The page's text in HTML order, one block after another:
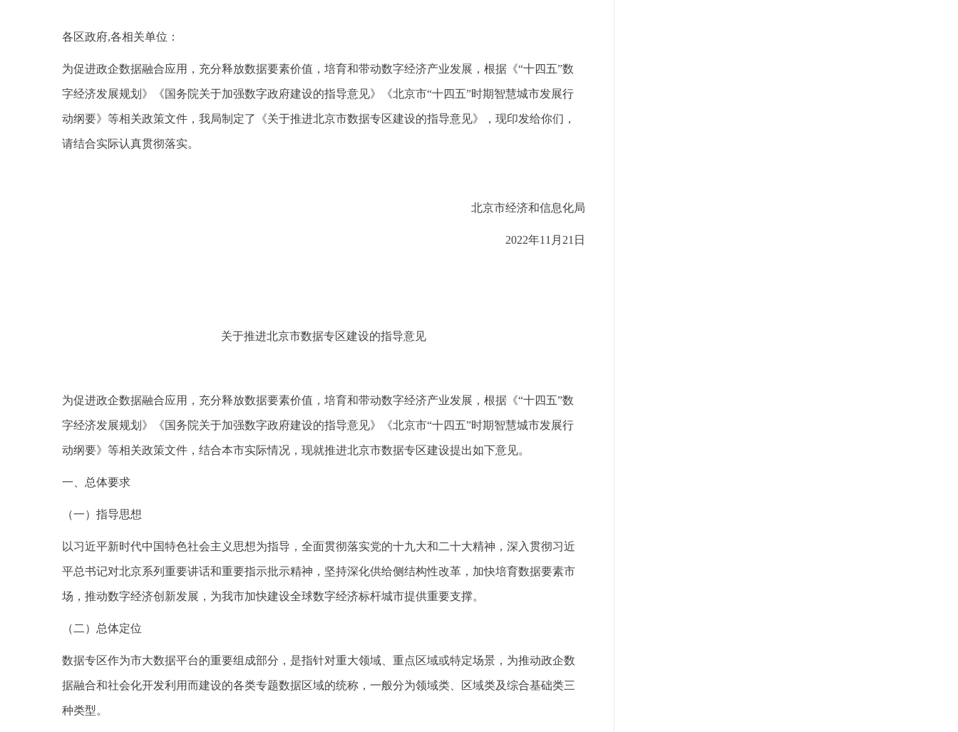
各区政府,各相关单位：
为促进政企数据融合应用，充分释放数据要素价值，培育和带动数字经济产业发展，根据《“十四五”数
字经济发展规划》《国务院关于加强数字政府建设的指导意见》《北京市“十四五”时期智慧城市发展行
动纲要》等相关政策文件，我局制定了《关于推进北京市数据专区建设的指导意见》，现印发给你们，
请结合实际认真贯彻落实。
北京市经济和信息化局
2022年11月21日
关于推进北京市数据专区建设的指导意见
为促进政企数据融合应用，充分释放数据要素价值，培育和带动数字经济产业发展，根据《“十四五”数
字经济发展规划》《国务院关于加强数字政府建设的指导意见》《北京市“十四五”时期智慧城市发展行
动纲要》等相关政策文件，结合本市实际情况，现就推进北京市数据专区建设提出如下意见。
一、总体要求
（一）指导思想
以习近平新时代中国特色社会主义思想为指导，全面贯彻落实党的十九大和二十大精神，深入贯彻习近
平总书记对北京系列重要讲话和重要指示批示精神，坚持深化供给侧结构性改革，加快培育数据要素市
场，推动数字经济创新发展，为我市加快建设全球数字经济标杆城市提供重要支撑。
（二）总体定位
数据专区作为市大数据平台的重要组成部分，是指针对重大领域、重点区域或特定场景，为推动政企数
据融合和社会化开发利用而建设的各类专题数据区域的统称，一般分为领域类、区域类及综合基础类三
种类型。